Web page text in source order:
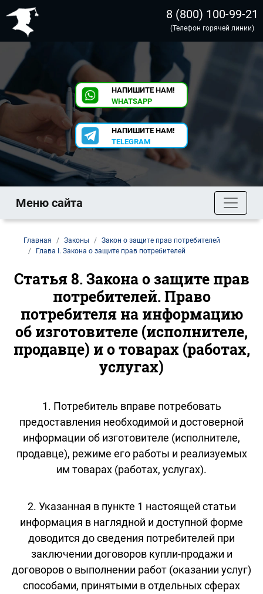
8 (800) 100-99-21
(Телефон горячей линии)
НАПИШИТЕ НАМ!
WHATSAPP
НАПИШИТЕ НАМ!
TELEGRAM
Меню сайта
Главная Законы
Закон о защите прав потребителей
Глава I. Закона о защите прав потребителей
Статья 8. Закона о защите прав
потребителей. Право
потребителя на информацию
об изготовителе (исполнителе,
продавце) и о товарах (работах,
услугах)
1. Потребитель вправе потребовать
предоставления необходимой и достоверной
информации об изготовителе (исполнителе,
продавце), режиме его работы и реализуемых
им товарах (работах, услугах).
2. Указанная в пункте 1 настоящей статьи
информация в наглядной и доступной форме
доводится до сведения потребителей при
заключении договоров купли-продажи и
договоров о выполнении работ (оказании услуг)
способами, принятыми в отдельных сферах